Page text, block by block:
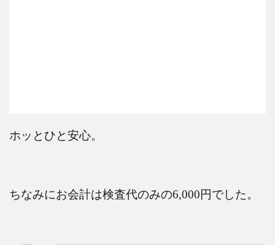
ホッとひと安心。
ちなみにお会計は検査代のみの6,000円でした。